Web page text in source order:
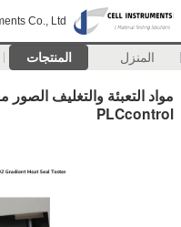
Co., Ltd.
المنزل المنتجات
مواد التعبئة والتغليف الصور
PLCcontrol